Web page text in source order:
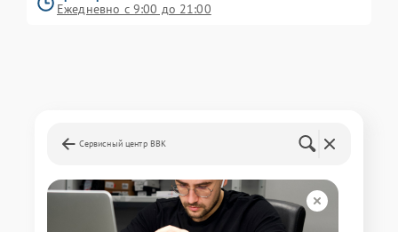
Ежедневно с 9:00 до 21:00
Сервисный центр BBK